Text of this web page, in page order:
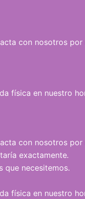
con nosotros
física en nuestro
con nosotros
exactamente.
que necesitemos.
física en nuestro